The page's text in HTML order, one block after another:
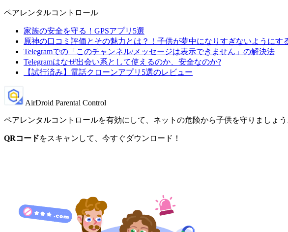
ペアレンタルコントロール
家族の安全を守る！GPSアプリ5選
原神の口コミ評価とその魅力とは？！子供が夢中になりすぎないようにす
Telegramでの「このチャンネル/メッセージは表示できません」の解決法
Telegramはなぜ出会い系として使えるのか、安全なのか?
【試行済み】電話クローンアプリ5選のレビュー
AirDroid Parental Control
ペアレンタルコントロールを有効にして、ネットの危険から子供を守りましょう
QRコードをスキャンして、今すぐダウンロード！